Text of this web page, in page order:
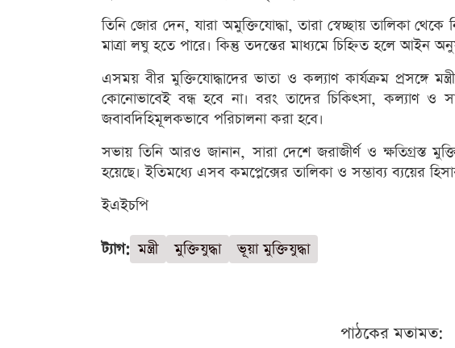
তিনি জোর দেন, যারা অমুক্তিযোদ্ধা, তারা স্বেচ্ছায় তালিকা
মাত্রা লঘু হতে পারে। কিন্তু তদন্তের মাধ্যমে চিহ্নিত হলে আইন
এসময় বীর মুক্তিযোদ্ধাদের ভাতা ও কল্যাণ কার্যক্রম প্রসঙ্গে
কোনোভাবেই বন্ধ হবে না। বরং তাদের চিকিৎসা, কল্যাণ ও
জবাবদিহিমূলকভাবে পরিচালনা করা হবে।
সভায় তিনি আরও জানান, সারা দেশে জরাজীর্ণ ও ক্ষতিগ্রস্ত
হয়েছে। ইতিমধ্যে এসব কমপ্লেক্সের তালিকা ও সম্ভাব্য ব্যয়ের
ইএইচপি
ট্যাগ: মন্ত্রী মুক্তিযুদ্ধা ভূয়া মুক্তিযুদ্ধা
পাঠকের মতামত: